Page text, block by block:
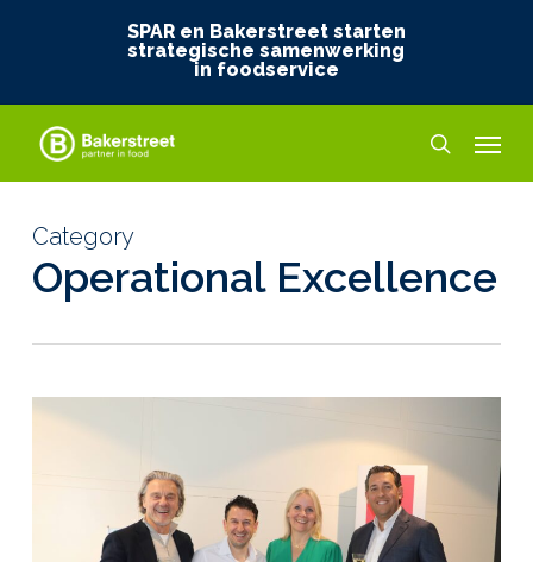
content
SPAR en Bakerstreet starten
strategische samenwerking
in foodservice
search
Category
Operational Excellence